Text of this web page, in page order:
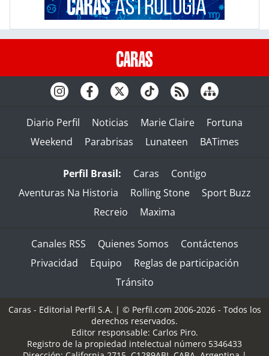
Diario Perfil Noticias Marie Claire
Fortuna
Weekend
Parabrisas Lunateen BATimes
Perfil Brasil: Caras
Contigo
Aventuras Na Historia
Rolling Stone
Sport Buzz
Recreio
Maxima
Canales RSS Quienes Somos
Contáctenos
Privacidad
Equipo
Reglas de participación
Tránsito
Caras - Editorial Perfil S.A. | © Perfil.com 2006-2026 - Todos los
derechos reservados.
Editor responsable: Carlos Piro.
Registro de la propiedad intelectual número 5346433